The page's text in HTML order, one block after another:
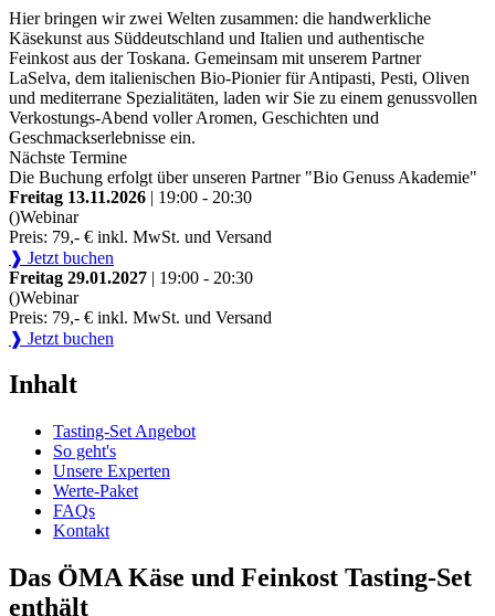
Hier bringen wir zwei Welten zusammen: die handwerkliche
Käsekunst aus Süddeutschland und Italien und authentische
Feinkost aus der Toskana. Gemeinsam mit unserem Partner
LaSelva, dem italienischen Bio-Pionier für Antipasti, Pesti, Oliven
und mediterrane Spezialitäten, laden wir Sie zu einem genussvollen
Verkostungs-Abend voller Aromen, Geschichten und
Geschmackserlebnisse ein.
Nächste Termine
Die Buchung erfolgt über unseren Partner "Bio Genuss Akademie"
Freitag 13.11.2026 | 19:00 - 20:30
()Webinar
Preis: 79,- € inkl. MwSt. und Versand
❱ Jetzt buchen
Freitag 29.01.2027 | 19:00 - 20:30
()Webinar
Preis: 79,- € inkl. MwSt. und Versand
❱ Jetzt buchen
Inhalt
Tasting-Set Angebot
So geht's
Unsere Experten
Werte-Paket
FAQs
Kontakt
Das ÖMA Käse und Feinkost Tasting-Set
enthält